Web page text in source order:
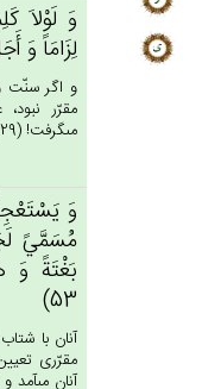
وَ لَوْلاَ
لِزَامَاً وَ
و اگر سنّت
مقرّر
مى‏گرفت! (129)
وَ
مُسَمَّي‌ً
بَغْتَة‌ً وَ
53)
آنان با
مقرّرى
آنان مى‏آمد